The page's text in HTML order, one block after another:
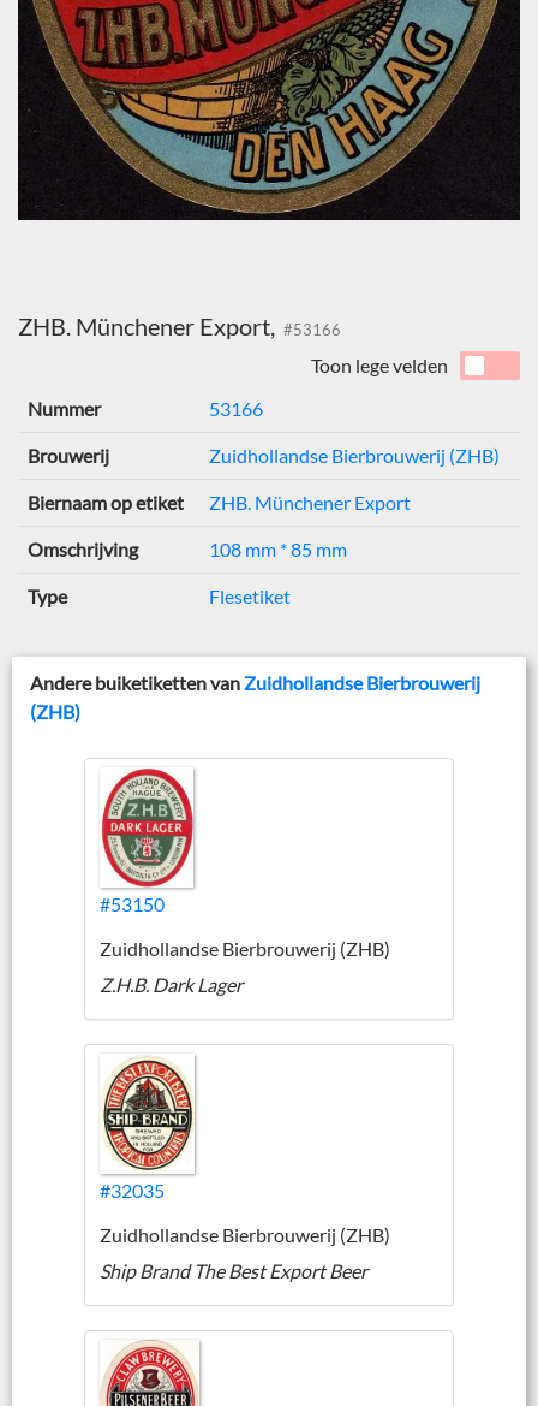
ZHB. Münchener Export, #53166
Toon lege velden
Nummer
53166
Brouwerij Zuidhollandse Bierbrouwerij (ZHB)
Biernaam op etiket ZHB. Münchener Export
Omschrijving 108 mm * 85 mm
Type Flesetiket
Andere buiketiketten vanZuidhollandse Bierbrouwerij
(ZHB)
#53150
Zuidhollandse Bierbrouwerij (ZHB)
Z.H.B. Dark Lager
#32035
Zuidhollandse Bierbrouwerij (ZHB)
Ship Brand The Best Export Beer